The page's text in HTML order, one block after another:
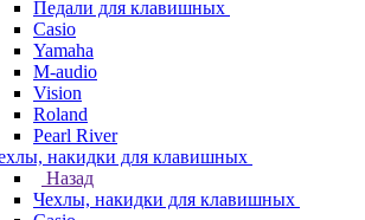
Педали для клавишных
Casio
Yamaha
M-audio
Vision
Roland
Pearl River
накидки для клавишных
Назад
Чехлы, накидки для клавишных